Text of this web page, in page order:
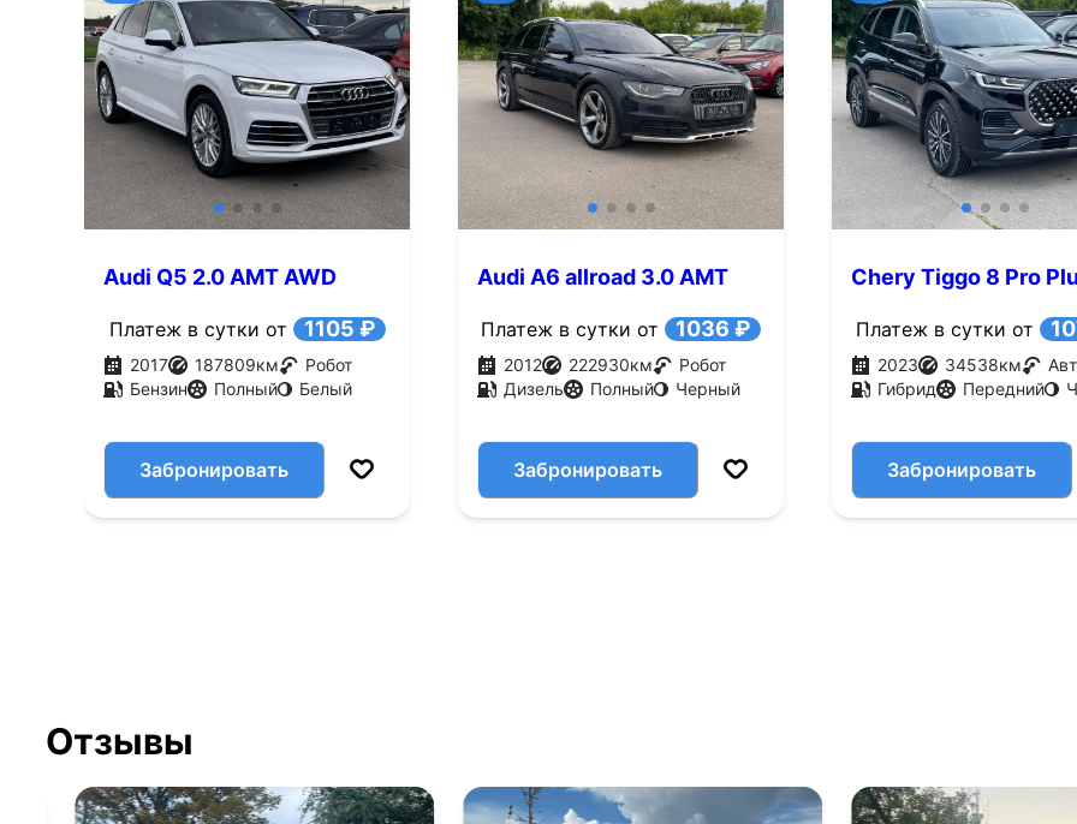
Audi Q5 2.0 AMT AWD
Платеж в сутки от 1105 ₽
2017 187809км
Робот
Бензин
Полный Белый
Забронировать
Audi A6 allroad 3.0 AMT
Платеж в сутки от 1036 ₽
2012 222930км
Робот
Дизель
Полный Черный
Забронировать
Chery Tiggo 8 Pro
Платеж в сутки от
2023 34538км
Гибрид
Передний
Забронировать
Отзывы